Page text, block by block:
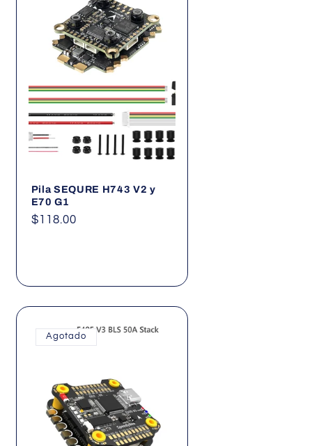
Pila SEQURE H743 V2 y
E70 G1
Precio
$118.00
Agotado